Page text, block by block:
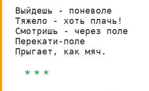
Выйдешь - поневоле
Тяжело - хоть плачь!
Смотришь - через поле
Перекати-поле
Прыгает, как мяч.
* * *